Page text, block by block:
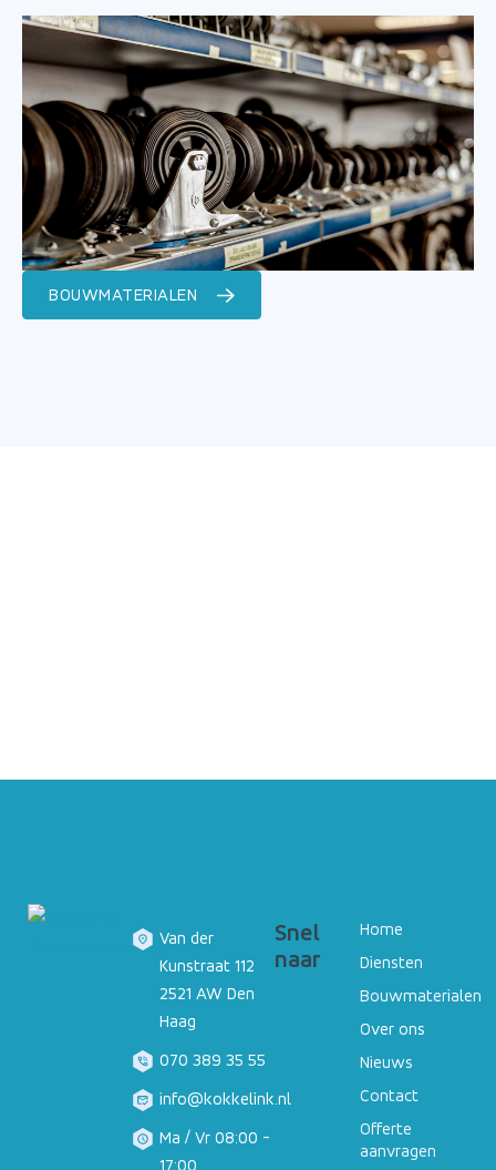
BOUWMATERIALEN
Van der
Kunstraat 112
2521 AW Den
Haag
070 389 35 55
info@kokkelink.nl
Ma / Vr 08:00 -
17:00
Snel
naar
Home
Diensten
Bouwmaterialen
Over ons
Nieuws
Contact
Offerte
aanvragen